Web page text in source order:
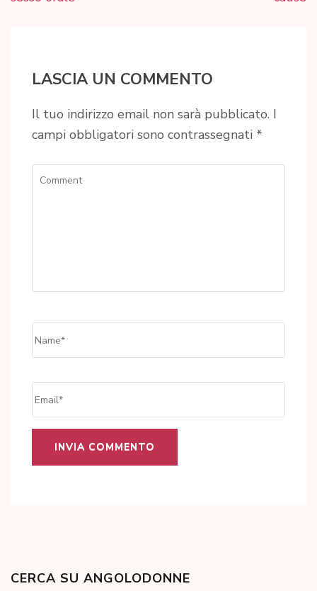
LASCIA UN COMMENTO
Il tuo indirizzo email non sarà pubblicato. I
campi obbligatori sono contrassegnati *
Comment
CERCA SU ANGOLODONNE